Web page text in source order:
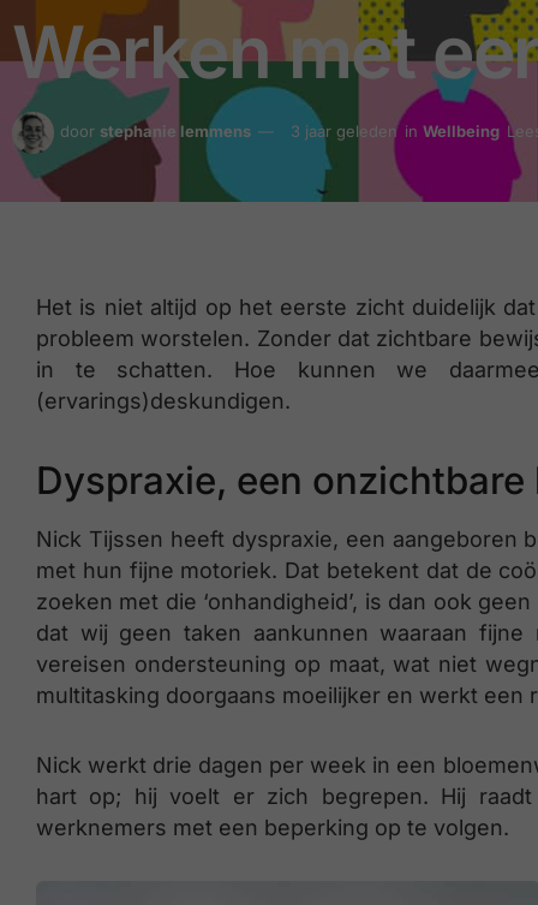
Werken met
door stephanie lemmens 3 jaar geleden in Wellbeing
Het is niet altijd op het eerste zicht duidelijk
probleem worstelen. Zonder dat zichtbare
in te schatten. Hoe kunnen we
(ervarings)deskundigen.
Dyspraxie, een onzichtbare
Nick Tijssen heeft dyspraxie, een aangeboren
met hun fijne motoriek. Dat betekent dat de
zoeken met die ‘onhandigheid’, is dan ook
dat wij geen taken aankunnen waaraan
vereisen ondersteuning op maat, wat niet
multitasking doorgaans moeilijker en werkt
Nick werkt drie dagen per week in een
hart op; hij voelt er zich begrepen. Hij
werknemers met een beperking op te volgen.